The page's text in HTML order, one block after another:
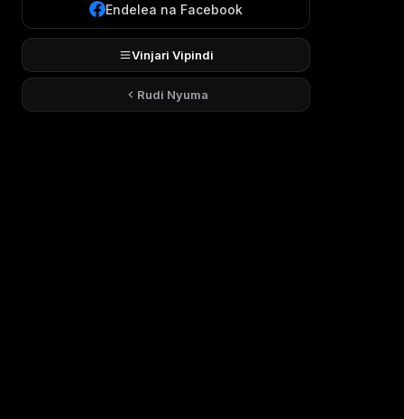
Endelea na Facebook
Vinjari Vipindi
Rudi Nyuma